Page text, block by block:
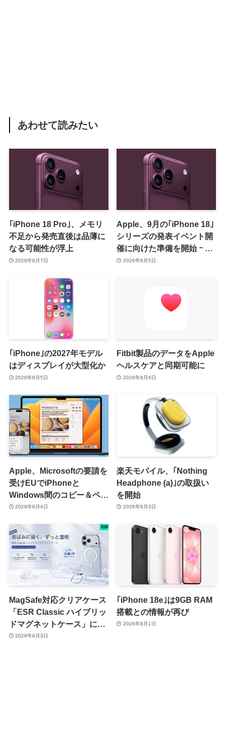
あわせて読みたい
｢iPhone 18 Pro｣、メモリ
不足から発売直後は品薄に
なる可能性が浮上
2026年8月7日
Apple、9月の｢iPhone 18｣
シリーズの発表イベント開
催に向けた準備を開始 ｰ 9
月8日か9月9日に開催見込
2026年8月5日
｢iPhone｣の2027年モデル
はディスプレイが大型化か
2026年8月5日
Fitbit製品のデータをApple
ヘルスケアと同期可能に
2026年8月4日
Apple、Microsoftの要請を
受けEUでiPhoneと
Windows間のコピー＆ペー
スト機能を提供へ
2026年8月4日
楽天モバイル、｢Nothing
Headphone (a)｣の取扱い
を開始
2026年8月3日
MagSafe対応クリアケース
「ESR Classic ハイブリッ
ドマグネットケース」に黄
ばみへの耐久性を向上させ
2026年8月3日
｢iPhone 18e｣は9GB RAM
搭載との情報が再び
2026年8月1日